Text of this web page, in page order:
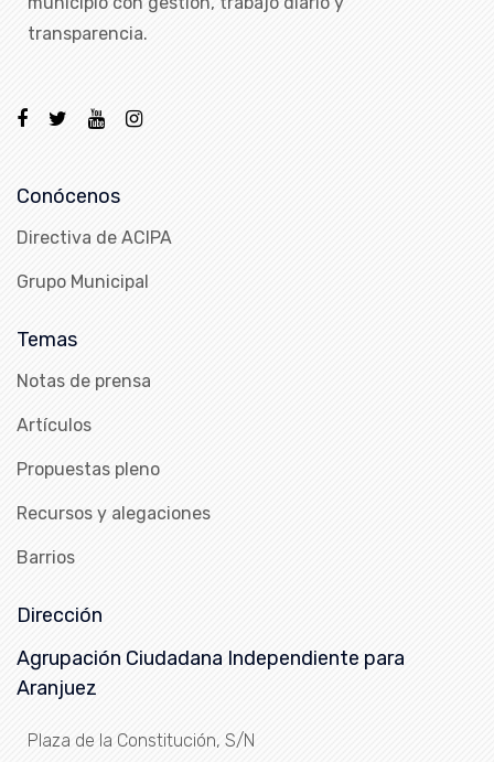
transparencia.
Conócenos
Directiva de ACIPA
Grupo Municipal
Temas
Notas de prensa
Artículos
Propuestas pleno
Recursos y alegaciones
Barrios
Dirección
Agrupación Ciudadana Independiente para
Aranjuez
Plaza de la Constitución, S/N